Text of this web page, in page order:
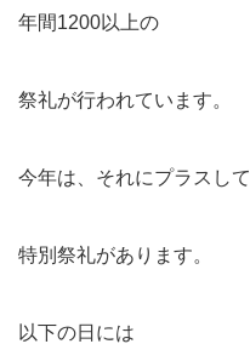
年間1200以上の
祭礼が行われています。
今年は、それにプラスして
特別祭礼があります。
以下の日には